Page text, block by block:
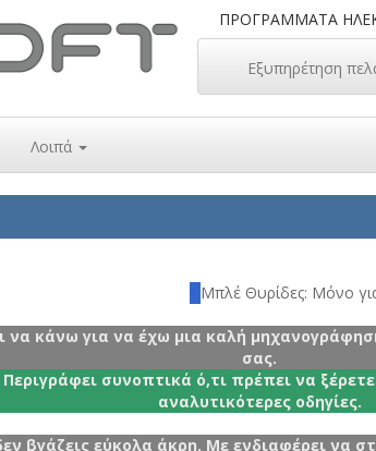
ΠΡΟΓΡΑΜΜΑΤΑ
Εξυπηρέτηση
Λοιπά
Μπλέ Θυρίδες: Mόνο
κάνω για να έχω μια καλή
σας.
Περιγράφει συνοπτικά ό,τι πρέπει να
αναλυτικότερες οδηγίες.
βγάζεις εύκολα άκρη. Με ενδιαφέρει